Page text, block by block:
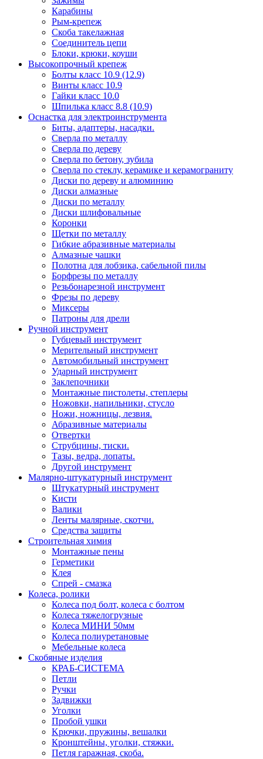
Карабины
Рым-крепеж
Скоба такелажная
Соединитель цепи
Блоки, крюки, коуши
Высокопрочный крепеж
Болты класс 10.9 (12.9)
Винты класс 10.9
Гайки класс 10.0
Шпилька класс 8.8 (10.9)
Оснастка для электроинструмента
Биты, адаптеры, насадки.
Сверла по металлу
Сверла по дереву
Сверла по бетону, зубила
Сверла по стеклу, керамике и керамограниту
Диски по дереву и алюминию
Диски алмазные
Диски по металлу
Диски шлифовальные
Коронки
Щетки по металлу
Гибкие абразивные материалы
Алмазные чашки
Полотна для лобзика, сабельной пилы
Борфрезы по металлу
Резьбонарезной инструмент
Фрезы по дереву
Миксеры
Патроны для дрели
Ручной инструмент
Губцевый инструмент
Мерительный инструмент
Автомобильный инструмент
Ударный инструмент
Заклепочники
Монтажные пистолеты, степлеры
Ножовки, напильники, стусло
Ножи, ножницы, лезвия.
Абразивные материалы
Отвертки
Cтрубцины, тиски.
Тазы, ведра, лопаты.
Другой инструмент
Малярно-штукатурный инструмент
Штукатурный инструмент
Кисти
Валики
Ленты малярные, скотчи.
Средства защиты
Строительная химия
Монтажные пены
Герметики
Клея
Спрей - смазка
Колеса, ролики
Колеса под болт, колеса с болтом
Колеса тяжелогрузные
Колеса МИНИ 50мм
Колеса полиуретановые
Мебельные колеса
Скобяные изделия
КРАБ-СИСТЕМА
Петли
Ручки
Задвижки
Уголки
Пробой ушки
Kрючки, пружины, вешалки
Кронштейны, уголки, стяжки.
Петля гаражная, скоба.